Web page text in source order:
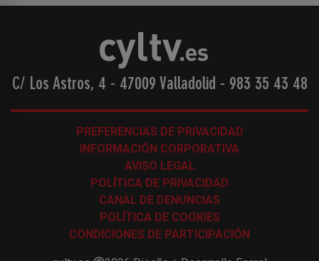
C/ Los Astros, 4 - 47009 Valladolid - 983 35 43 48
PREFERENCIAS DE PRIVACIDAD
INFORMACIÓN CORPORATIVA
AVISO LEGAL
POLÍTICA DE PRIVACIDAD
CANAL DE DENUNCIAS
POLÍTICA DE COOKIES
CONDICIONES DE PARTICIPACIÓN